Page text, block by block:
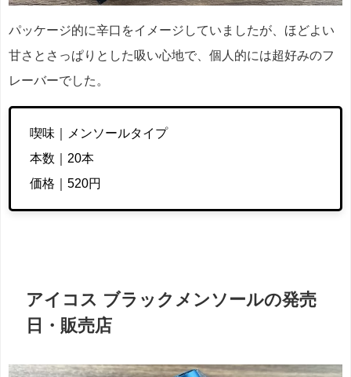
パッケージ的に辛口をイメージしていましたが、ほどよい
甘さとさっぱりとした吸い心地で、個人的には超好みのフ
レーバーでした。
喫味｜メンソールタイプ
本数｜20本
価格｜520円
アイコス ブラックメンソールの発売
日・販売店